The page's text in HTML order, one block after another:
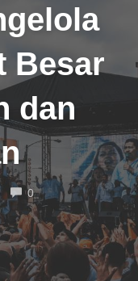
Besar
dan
0COMMENTS